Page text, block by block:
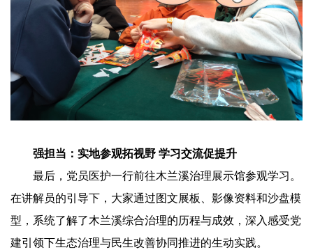
强担当：实地参观拓视野 学习交流促提升
最后，党员医护一行前往木兰溪治理展示馆参观学习。
在讲解员的引导下，大家通过图文展板、影像资料和沙盘模
型，系统了解了木兰溪综合治理的历程与成效，深入感受党
建引领下生态治理与民生改善协同推进的生动实践。